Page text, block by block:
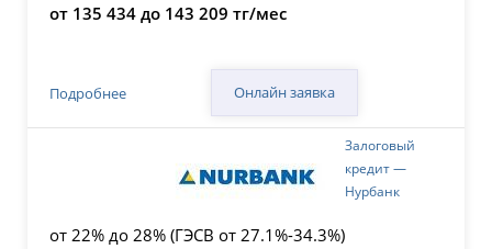
от 135 434 до 143 209 тг/мес
Подробнее Онлайн заявка
Залоговый
кредит —
Нурбанк
от 22% до 28% (ГЭСВ от 27.1%-34.3%)